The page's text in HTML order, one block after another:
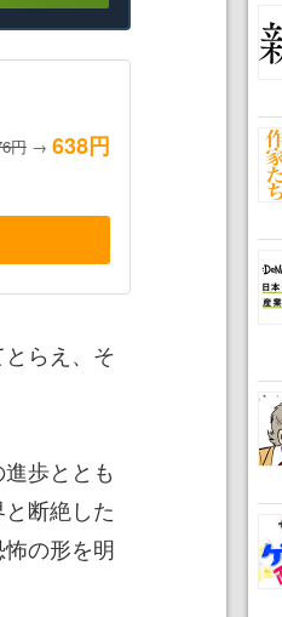
円 → 638円
らえ、そ
歩ととも
断絶した
の形を明